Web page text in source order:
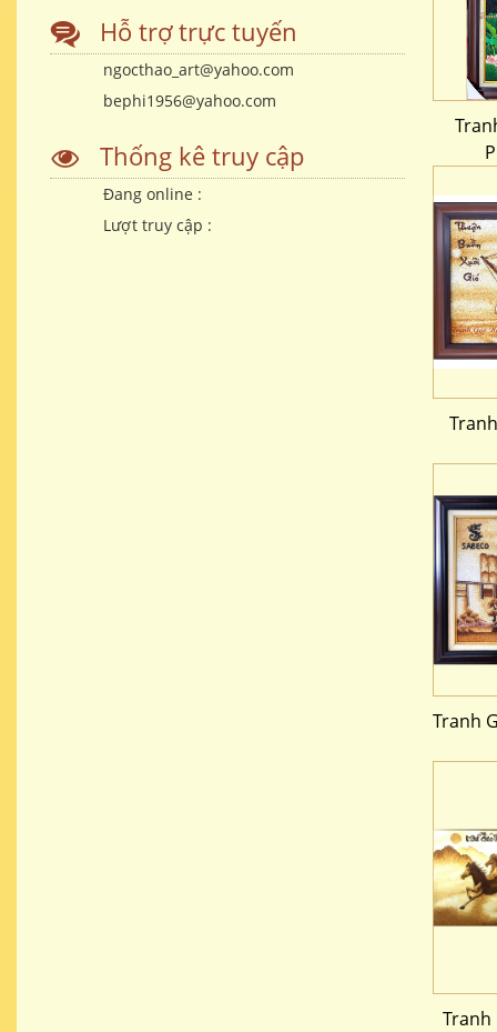
Tranh
Tranh
Hỗ trợ trực tuyến
ngocthao_art@yahoo.com
bephi1956@yahoo.com
Thống kê truy cập
Đang online :
Lượt truy cập :